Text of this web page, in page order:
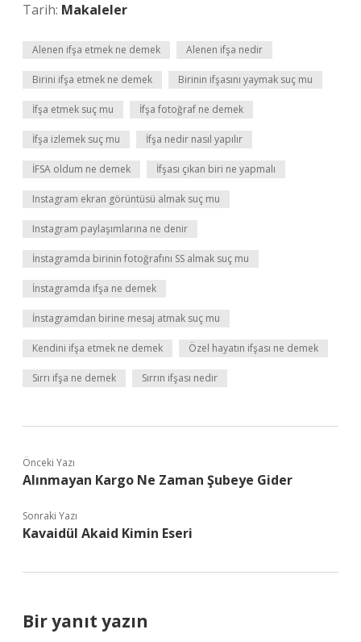
Tarih: Makaleler
Alenen ifşa etmek ne demek Alenen ifşa nedir
Birini ifşa etmek ne demek Birinin ifşasını yaymak suç mu
İfşa etmek suç mu İfşa fotoğraf ne demek
İfşa izlemek suç mu İfşa nedir nasıl yapılır
İFSA oldum ne demek İfşası çıkan biri ne yapmalı
Instagram ekran görüntüsü almak suç mu
Instagram paylaşımlarına ne denir
İnstagramda birinin fotoğrafını SS almak suç mu
İnstagramda ifşa ne demek
İnstagramdan birine mesaj atmak suç mu
Kendini ifşa etmek ne demek Özel hayatın ifşası ne demek
Sırrı ifşa ne demek Sırrın ifşası nedir
Önceki Yazı
Alınmayan Kargo Ne Zaman Şubeye Gider
Sonraki Yazı
Kavaidül Akaid Kimin Eseri
Bir yanıt yazın